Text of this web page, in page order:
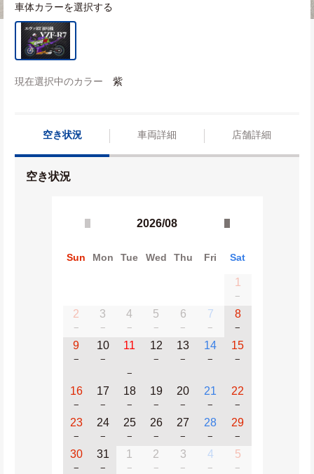
車体カラーを選択する
現在選択中のカラー 紫
空き状況 車両詳細 店舗詳細
空き状況
2026/08
Sun Mon Tue Wed Thu Fri Sat
1
−
2
−
3
−
4
−
5
−
6
−
7
−
8
−
9
−
10
−
11
−
12
−
13
−
14
−
15
−
16
−
17
−
18
−
19
−
20
−
21
−
22
−
23
−
24
−
25
−
26
−
27
−
28
−
29
−
30
−
31
−
1
−
2
−
3
−
4
−
5
−